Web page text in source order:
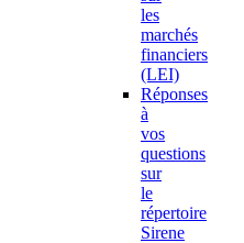
les
marchés
financiers
(LEI)
Réponses
à
vos
questions
sur
le
répertoire
Sirene